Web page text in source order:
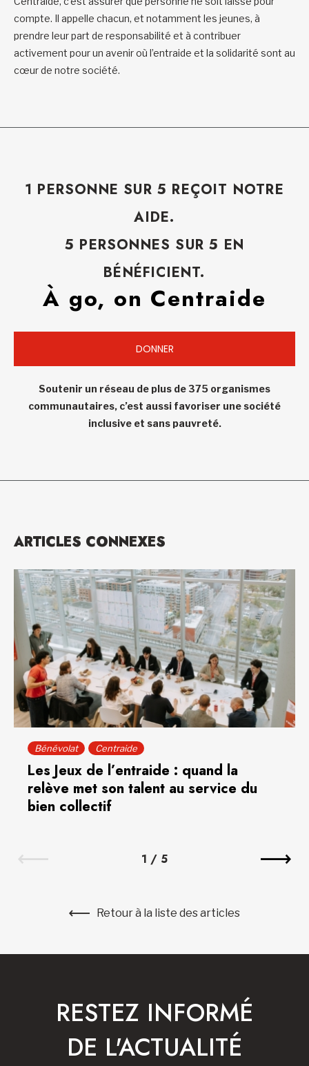
compte. Il appelle chacun, et notamment les jeunes, à
prendre leur part de responsabilité et à contribuer
activement pour un avenir où l’entraide et la solidarité sont au
cœur de notre société.
1 PERSONNE SUR 5 REÇOIT NOTRE
AIDE.
5 PERSONNES SUR 5 EN
BÉNÉFICIENT.
À go, on Centraide
DONNER
Soutenir un réseau de plus de 375 organismes
communautaires, c’est aussi favoriser une société
inclusive et sans pauvreté.
ARTICLES CONNEXES
Bénévolat Centraide
Les Jeux de l’entraide : quand la
relève met son talent au service du
bien collectif
1 / 5
Retour à la liste des articles
RESTEZ INFORMÉ
DE L'ACTUALITÉ